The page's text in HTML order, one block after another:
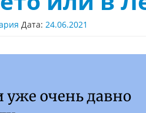
Дата: 24.06.2021